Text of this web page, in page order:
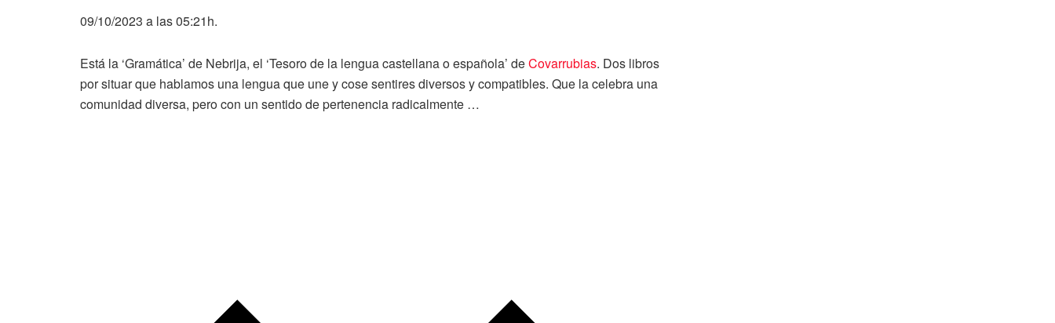
09/10/2023 a las 05:21h.
Está la ‘Gramática’ de Nebrija, el ‘Tesoro de la lengua castellana o española’ deCovarrubias. Dos libros
por situar que hablamos una lengua que une y cose sentires diversos y compatibles. Que la celebra una
comunidad diversa, pero con un sentido de pertenencia radicalmente …